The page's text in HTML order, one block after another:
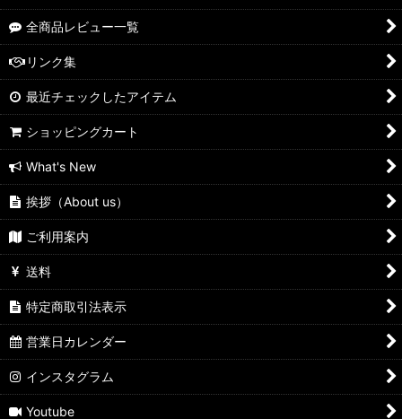
全商品レビュー一覧
リンク集
最近チェックしたアイテム
ショッピングカート
What's New
挨拶（About us）
ご利用案内
送料
特定商取引法表示
営業日カレンダー
インスタグラム
Youtube